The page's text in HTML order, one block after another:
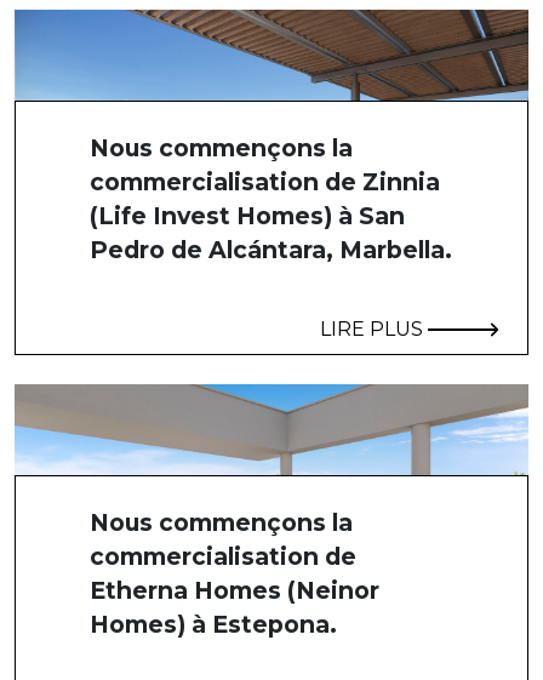
Nous commençons la
commercialisation de Zinnia
(Life Invest Homes) à San
Pedro de Alcántara, Marbella.
LIRE PLUS
Nous commençons la
commercialisation de
Etherna Homes (Neinor
Homes) à Estepona.